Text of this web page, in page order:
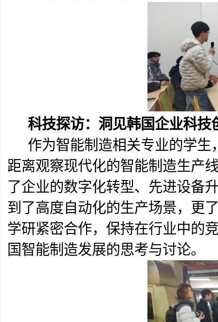
科技探访：洞见韩国企业科技
作为智能制造相关专业的学生
距离观察现代化的智能制造生产
了企业的数字化转型、先进设备
到了高度自动化的生产场景，更
学研紧密合作，保持在行业中的
国智能制造发展的思考与讨论。